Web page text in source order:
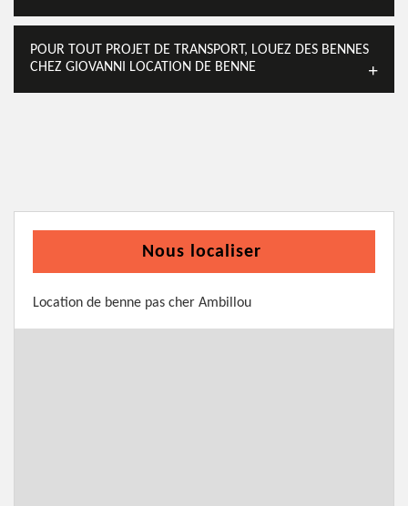
POUR TOUT PROJET DE TRANSPORT, LOUEZ DES BENNES
CHEZ GIOVANNI LOCATION DE BENNE
Nous localiser
Location de benne pas cher Ambillou